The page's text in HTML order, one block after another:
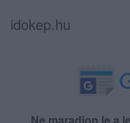
idokep.hu
Ne maradjon le a